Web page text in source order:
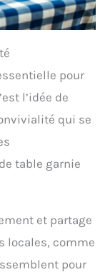
pour
l’idée de
qui se
table garnie
et partage
locales, comme
pour